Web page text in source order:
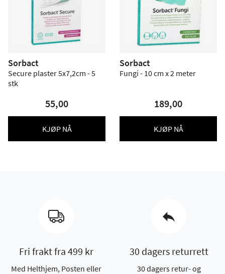
Sorbact
Secure plaster 5x7,2cm - 5
stk
55,00
KJØP NÅ
Sorbact
Fungi - 10 cm x 2 meter
189,00
KJØP NÅ
Fri frakt fra 499 kr
Med Helthjem, Posten eller
30 dagers returrett
30 dagers retur- og